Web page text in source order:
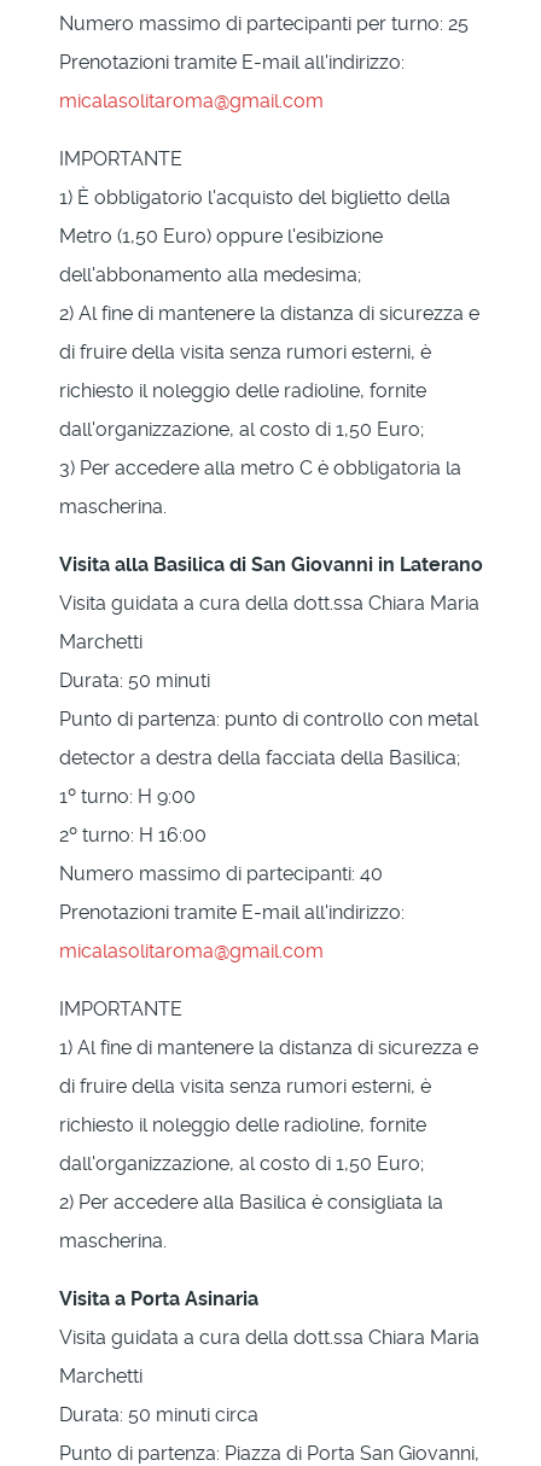
Numero massimo di partecipanti per turno: 25
Prenotazioni tramite E-mail all'indirizzo:
micalasolitaroma@gmail.com
IMPORTANTE
1) È obbligatorio l'acquisto del biglietto della
Metro (1,50 Euro) oppure l'esibizione
dell'abbonamento alla medesima;
2) Al fine di mantenere la distanza di sicurezza e
di fruire della visita senza rumori esterni, è
richiesto il noleggio delle radioline, fornite
dall'organizzazione, al costo di 1,50 Euro;
3) Per accedere alla metro C è obbligatoria la
mascherina.
Visita alla Basilica di San Giovanni in Laterano
Visita guidata a cura della dott.ssa Chiara Maria
Marchetti
Durata: 50 minuti
Punto di partenza: punto di controllo con metal
detector a destra della facciata della Basilica;
1º turno: H 9:00
2º turno: H 16:00
Numero massimo di partecipanti: 40
Prenotazioni tramite E-mail all'indirizzo:
micalasolitaroma@gmail.com
IMPORTANTE
1) Al fine di mantenere la distanza di sicurezza e
di fruire della visita senza rumori esterni, è
richiesto il noleggio delle radioline, fornite
dall'organizzazione, al costo di 1,50 Euro;
2) Per accedere alla Basilica è consigliata la
mascherina.
Visita a Porta Asinaria
Visita guidata a cura della dott.ssa Chiara Maria
Marchetti
Durata: 50 minuti circa
Punto di partenza: Piazza di Porta San Giovanni,